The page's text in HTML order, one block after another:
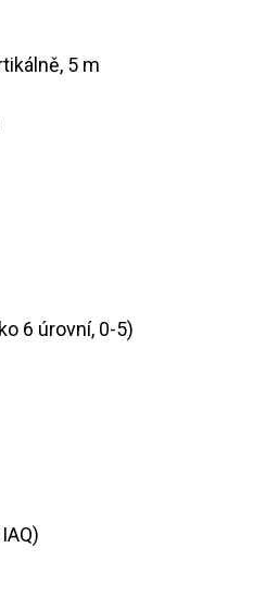
5 m
6 úrovní, 0-5)